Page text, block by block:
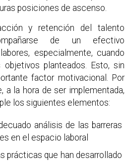
posiciones de ascenso.
y retención del talento
de un efectivo
especialmente, cuando
planteados. Esto, sin
factor motivacional. Por
a la hora de ser implementada,
los siguientes elementos:
análisis de las barreras
en el espacio laboral
prácticas que han desarrollado